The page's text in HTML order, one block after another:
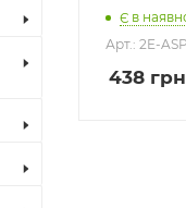
Є в
Арт.: 2E-
438